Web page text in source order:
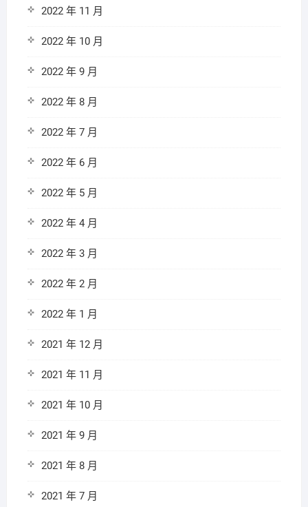
2022 年 11 月
2022 年 10 月
2022 年 9 月
2022 年 8 月
2022 年 7 月
2022 年 6 月
2022 年 5 月
2022 年 4 月
2022 年 3 月
2022 年 2 月
2022 年 1 月
2021 年 12 月
2021 年 11 月
2021 年 10 月
2021 年 9 月
2021 年 8 月
2021 年 7 月